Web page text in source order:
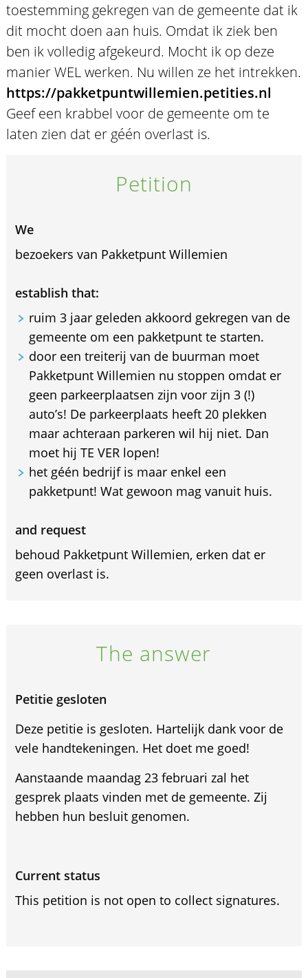
toestemming gekregen van de gemeente dat ik
dit mocht doen aan huis. Omdat ik ziek ben
ben ik volledig afgekeurd. Mocht ik op deze
manier WEL werken. Nu willen ze het intrekken.
https://pakketpuntwillemien.petities.nl
Geef een krabbel voor de gemeente om te
laten zien dat er géén overlast is.
Petition
We
bezoekers van Pakketpunt Willemien
establish that:
ruim 3 jaar geleden akkoord gekregen van de
gemeente om een pakketpunt te starten.
door een treiterij van de buurman moet
Pakketpunt Willemien nu stoppen omdat er
geen parkeerplaatsen zijn voor zijn 3 (!)
auto’s! De parkeerplaats heeft 20 plekken
maar achteraan parkeren wil hij niet. Dan
moet hij TE VER lopen!
het géén bedrijf is maar enkel een
pakketpunt! Wat gewoon mag vanuit huis.
and request
behoud Pakketpunt Willemien, erken dat er
geen overlast is.
The answer
Petitie gesloten
Deze petitie is gesloten. Hartelijk dank voor de
vele handtekeningen. Het doet me goed!
Aanstaande maandag 23 februari zal het
gesprek plaats vinden met de gemeente. Zij
hebben hun besluit genomen.
Current status
This petition is not open to collect signatures.